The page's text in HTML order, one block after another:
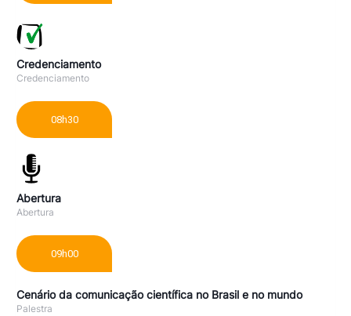
Credenciamento
Credenciamento
Abertura
Abertura
08h30
Cenário da comunicação científica no Brasil e no mundo
Palestra
09h00